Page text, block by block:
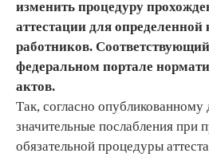
изменить процедуру
аттестации для
работников.
федеральном портале
актов.
Так, согласно опубликованному
значительные послабления при
обязательной процедуры